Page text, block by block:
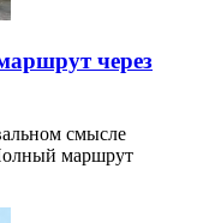
через
смысле
маршрут